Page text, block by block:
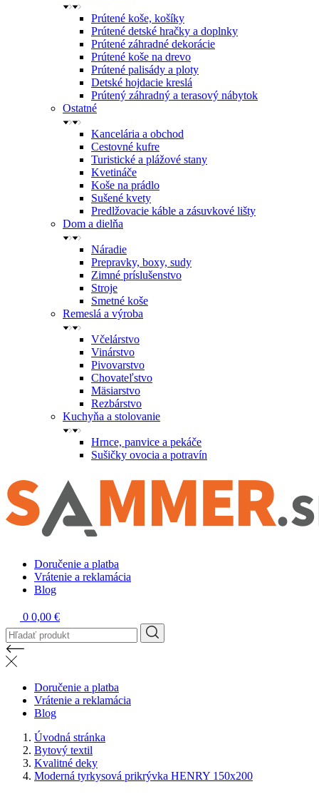
Prútené koše, košíky
Prútené detské hračky a doplnky
Prútené záhradné dekorácie
Prútené koše na drevo
Prútené palisády a ploty
Detské hojdacie kreslá
Prútený záhradný a terasový nábytok
Ostatné
Kancelária a obchod
Cestovné kufre
Turistické a plážové stany
Kvetináče
Koše na prádlo
Sušené kvety
Predlžovacie káble a zásuvkové lišty
Dom a dielňa
Náradie
Prepravky, boxy, sudy
Zimné príslušenstvo
Stroje
Smetné koše
Remeslá a výroba
Včelárstvo
Vinárstvo
Pivovarstvo
Chovateľstvo
Mäsiarstvo
Rezbárstvo
Kuchyňa a stolovanie
Hrnce, panvice a pekáče
Sušičky ovocia a potravín
Doručenie a platba
Vrátenie a reklamácia
Blog
0 0,00 €
Doručenie a platba
Vrátenie a reklamácia
Blog
Úvodná stránka
Bytový textil
Kvalitné deky
Moderná tyrkysová prikrývka HENRY 150x200